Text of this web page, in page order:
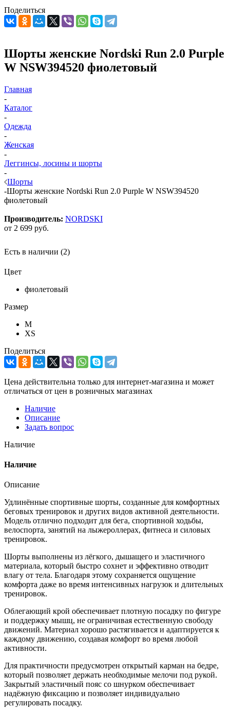
Поделиться
Шорты женские Nordski Run 2.0 Purple
W NSW394520 фиолетовый
Главная
-
Каталог
-
Одежда
-
Женская
-
Леггинсы, лосины и шорты
-
Шорты
-Шорты женские Nordski Run 2.0 Purple W NSW394520
фиолетовый
Производитель: NORDSKI
от 2 699 руб.
Есть в наличии (2)
Цвет
фиолетовый
Размер
M
XS
Поделиться
Цена действительна только для интернет-магазина и может
отличаться от цен в розничных магазинах
Наличие
Описание
Задать вопрос
Наличие
Наличие
Описание
Удлинённые спортивные шорты, созданные для комфортных
беговых тренировок и других видов активной деятельности.
Модель отлично подходит для бега, спортивной ходьбы,
велоспорта, занятий на лыжероллерах, фитнеса и силовых
тренировок.
Шорты выполнены из лёгкого, дышащего и эластичного
материала, который быстро сохнет и эффективно отводит
влагу от тела. Благодаря этому сохраняется ощущение
комфорта даже во время интенсивных нагрузок и длительных
тренировок.
Облегающий крой обеспечивает плотную посадку по фигуре
и поддержку мышц, не ограничивая естественную свободу
движений. Материал хорошо растягивается и адаптируется к
каждому движению, создавая комфорт во время любой
активности.
Для практичности предусмотрен открытый карман на бедре,
который позволяет держать необходимые мелочи под рукой.
Закрытый эластичный пояс со шнурком обеспечивает
надёжную фиксацию и позволяет индивидуально
регулировать посадку.